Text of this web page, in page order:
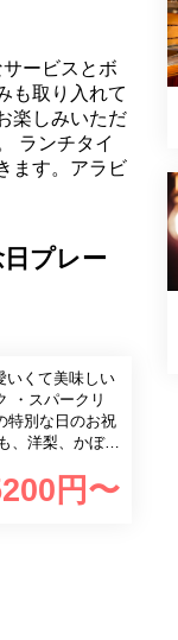
ービスとボ
も取り入れて
楽しみいただ
ランチタイ
ます。アラビ
プレー
いくて美味しい
しみいただけ
円〜